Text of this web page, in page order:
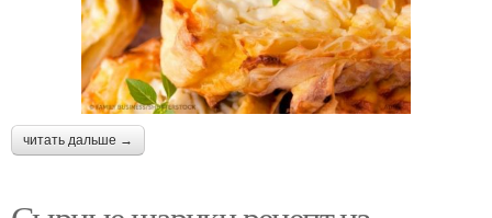
читать дальше →